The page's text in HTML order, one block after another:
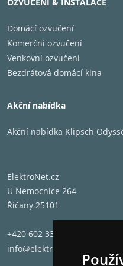
Domácí ozvučení
Komerční ozvučení
Venkovní ozvučení
Bezdrátová domácí kina
Akční nabídka
Akční nabídka Klipsch
ElektroNet.cz
U Nemocnice 264
Říčany 25101
+420 602 331 662
info@elektronet.cz